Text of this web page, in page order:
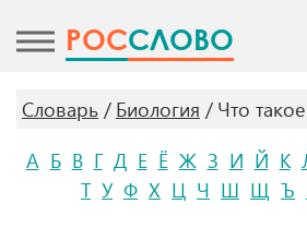
POCСЛОВО
Словарь Биология
Что
А Б В Г Д Е Ё Ж З И Й К
Т У Ф Х Ц Ч Ш Щ Ъ